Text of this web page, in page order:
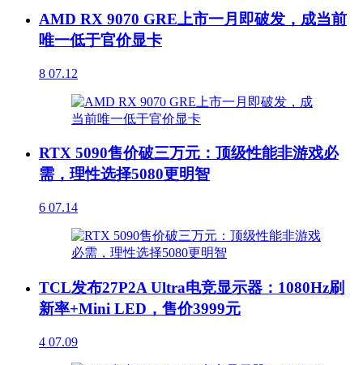
AMD RX 9070 GRE上市一月即破发，成当前
唯一低于官价显卡
8 07.12
RTX 5090售价破三万元：顶级性能非游戏必
需，理性选择5080更明智
6 07.14
TCL发布27P2A Ultra电竞显示器：1080Hz刷
新率+Mini LED，售价3999元
4 07.09